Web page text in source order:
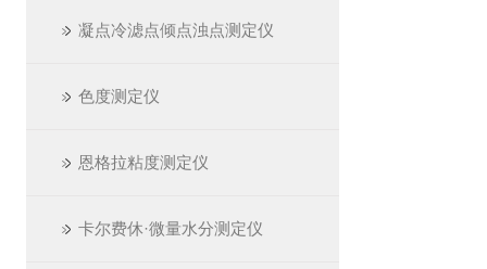
凝点冷滤点倾点浊点测定仪
色度测定仪
恩格拉粘度测定仪
卡尔费休·微量水分测定仪